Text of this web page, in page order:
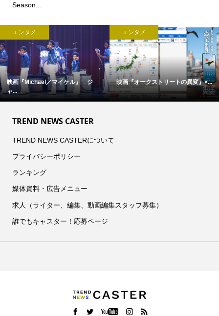
Season...
エンタメ
映画『Michael／マイケル』 ジ
ャ...
エンタメ
映画『オークストリートの異変』×...
TREND NEWS CASTER
TREND NEWS CASTERについて
プライバシーポリシー
ランキング
媒体資料・広告メニュー
求人（ライター、編集、動画編集スタッフ募集）
誰でもキャスター！応募ページ